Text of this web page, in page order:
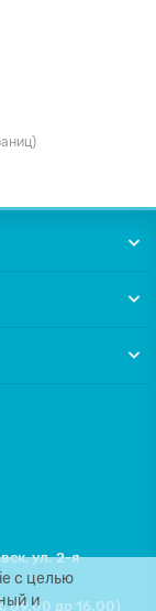
с целью
и
ул. 2-я
09.00 до 16.00)